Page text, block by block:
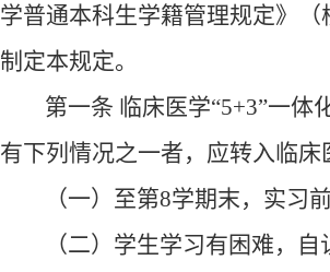
学普通本科生学籍管理规定》（
制定本规定。
第一条 临床医学“5+3”一体
有下列情况之一者，应转入临床
（一）至第8学期末，实习
（二）学生学习有困难，